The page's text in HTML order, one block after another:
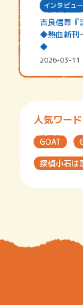
インタビュー
吉良信吾『
◆熱血新刊
◆
2026-03-11
人気ワード
GOAT
探偵小石は